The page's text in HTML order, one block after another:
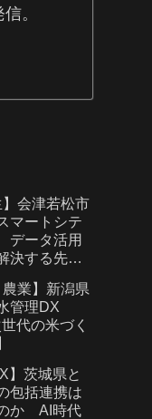
。
】会津若松市
マートシテ
データ活用
決する先進
農業】新潟県
管理DX
代の米づく
】茨城県と
包括連携は
か AI時代